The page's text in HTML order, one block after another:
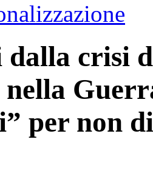
dalla crisi
per non